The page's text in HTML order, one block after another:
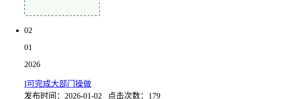
02
01
2026
I可完成大部门操做
发布时间：2026-01-02 点击次数：179